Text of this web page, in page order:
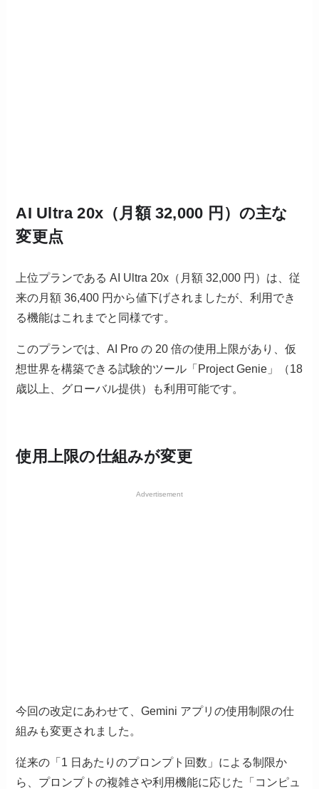
AI Ultra 20x（月額 32,000 円）の主な
変更点
上位プランである AI Ultra 20x（月額 32,000 円）は、従
来の月額 36,400 円から値下げされましたが、利用でき
る機能はこれまでと同様です。
このプランでは、AI Pro の 20 倍の使用上限があり、仮
想世界を構築できる試験的ツール「Project Genie」（18
歳以上、グローバル提供）も利用可能です。
使用上限の仕組みが変更
Advertisement
今回の改定にあわせて、Gemini アプリの使用制限の仕
組みも変更されました。
従来の「1 日あたりのプロンプト回数」による制限か
ら、プロンプトの複雑さや利用機能に応じた「コンピュ